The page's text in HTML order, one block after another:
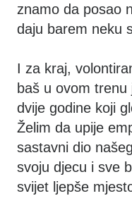
znamo da posao
daju barem neku
I za kraj,
baš u ovom
dvije godine koji
Želim da upije
sastavni dio
svoju djecu i sve
svijet ljepše